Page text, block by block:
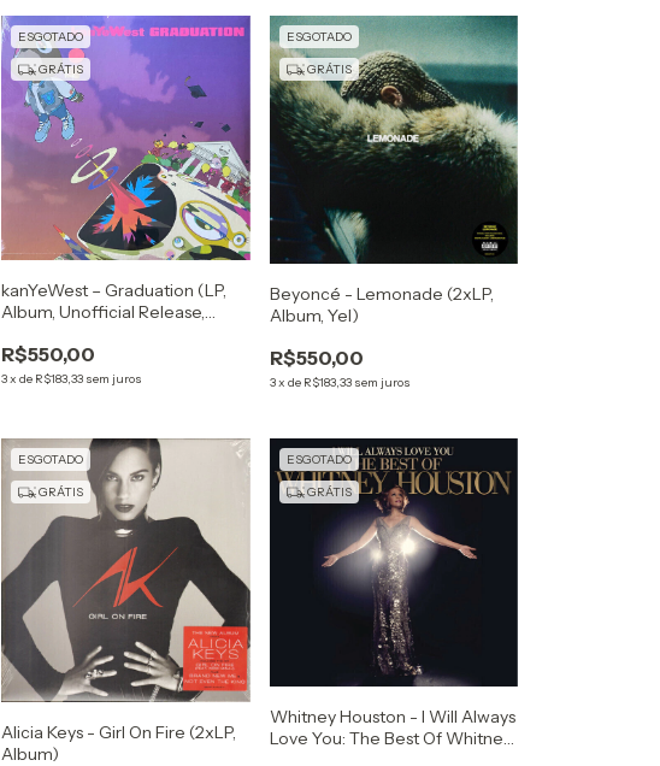
ESGOTADO
GRÁTIS
kanYeWest – Graduation (LP,
Album, Unofficial Release,
R$550,00
3xde R$183,33 sem juros
ESGOTADO
GRÁTIS
Beyoncé - Lemonade (2xLP,
Album, Yel)
R$550,00
3x de R$183,33 sem juros
ESGOTADO
GRÁTIS
Alicia Keys - Girl On Fire (2xLP,
Album)
ESGOTADO
GRÁTIS
Whitney Houston - I Will Always
Love You: The Best Of Whitney